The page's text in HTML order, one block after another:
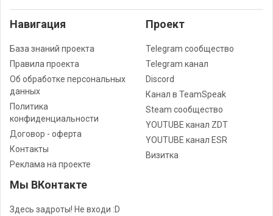
Навигация
База знаний проекта
Правила проекта
Об обработке персональных
данных
Политика
конфиденциальности
Договор - оферта
Контакты
Реклама на проекте
Проект
Telegram сообщество
Telegram канал
Discord
Канал в TeamSpeak
Steam сообщество
YOUTUBE канал ZDT
YOUTUBE канал ESR
Визитка
Мы ВКонтакте
Здесь задроты! Не входи :D